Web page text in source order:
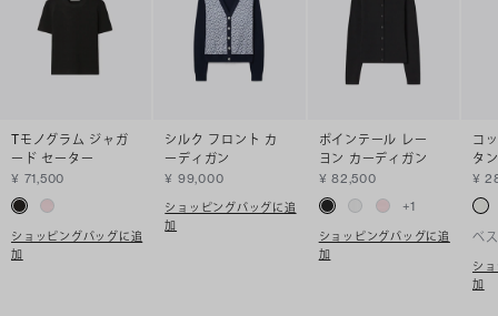
Tモノグラム ジャガ
ード セーター
¥ 71,500
ショッピングバッグに追
加
シルク フロント カ
ーディガン
¥ 99,000
ショッピングバッグに追
加
ポインテール レー
ヨン カーディガン
¥ 82,500
+1
ショッピングバッグに追
加
コ
タ
¥
ベ
シ
加